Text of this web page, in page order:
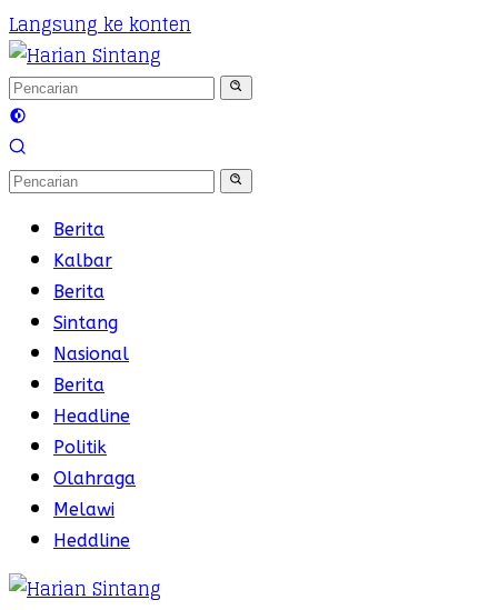
Langsung ke konten
Berita
Kalbar
Berita
Sintang
Nasional
Berita
Headline
Politik
Olahraga
Melawi
Heddline